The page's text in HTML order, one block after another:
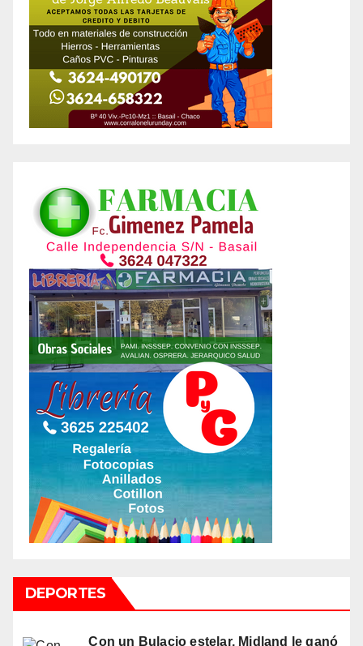
DEPORTES
Con un Bulacio estelar, Midland le ganó